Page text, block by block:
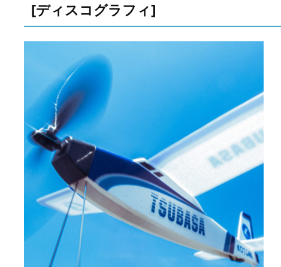
[ディスコグラフィ]